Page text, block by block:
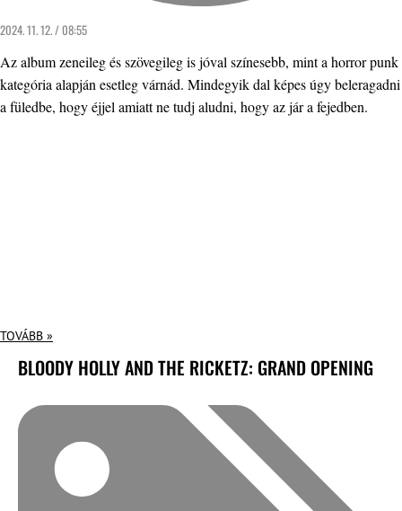
2024. 11. 12. / 08:55
Az album zeneileg és szövegileg is jóval színesebb, mint a horror punk
kategória alapján esetleg várnád. Mindegyik dal képes úgy beleragadni
a füledbe, hogy éjjel amiatt ne tudj aludni, hogy az jár a fejedben.
TOVÁBB »
BLOODY HOLLY AND THE RICKETZ: GRAND OPENING